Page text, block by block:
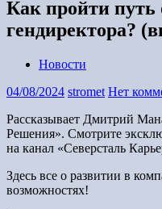
Как пройти путь
гендиректора?
Новости
04/08/2024 stromet Нет
Рассказывает Дмитрий
Решения». Смотрите
на канал «Северсталь
Здесь все о развитии в
возможностях!